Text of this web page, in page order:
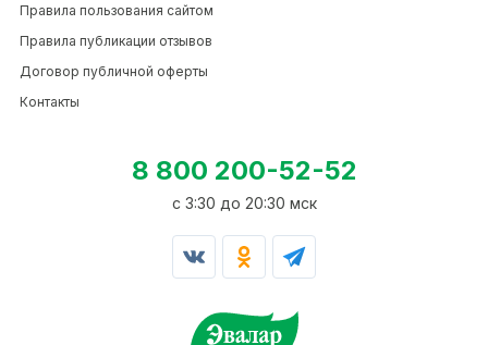
Правила пользования сайтом
Правила публикации отзывов
Договор публичной оферты
Контакты
8 800 200-52-52
c 3:30 до 20:30 мск